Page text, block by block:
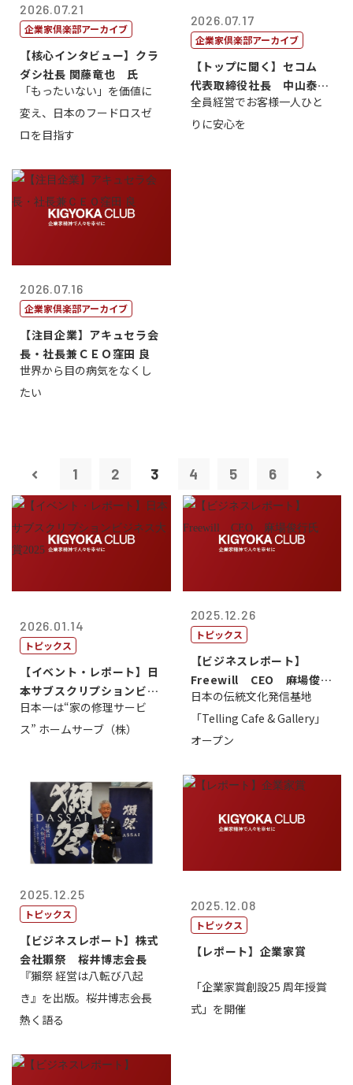
2026.07.21
企業家倶楽部アーカイブ
【核心インタビュー】クラ
ダシ社長 関藤竜也 氏
「もったいない」を価値に
変え、日本のフードロスゼ
ロを目指す
2026.07.17
企業家倶楽部アーカイブ
【トップに聞く】セコム
代表取締役社長 中山泰
男
全員経営でお客様一人ひと
りに安心を
2026.07.16
企業家倶楽部アーカイブ
【注目企業】アキュセラ会
長・社長兼ＣＥＯ窪田 良
世界から目の病気をなくし
たい
1 2 3 4 5 6
2026.01.14
トピックス
【イベント・レポート】日
本サブスクリプションビジ
ネス大賞20...
日本一は“家の修理サービ
ス” ホームサーブ（株）
2025.12.26
トピックス
【ビジネスレポート】
Freewill CEO 麻場俊行
氏
日本の伝統文化発信基地
「Telling Cafe & Gallery」
オープン
2025.12.25
トピックス
【ビジネスレポート】株式
会社獺祭 桜井博志会長
『獺祭 経営は八転び八起
き』を出版。桜井博志会長
熱く語る
2025.12.08
トピックス
【レポート】企業家賞
「企業家賞創設25 周年授賞
式」を開催